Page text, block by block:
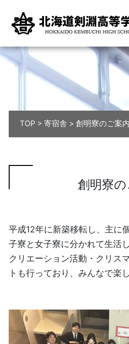
TOP >寄宿舎 >創明寮のご案内
創明寮
平成12年に新築移転し、主に
子寮と女子寮に分かれて生活
クリエーション活動・クリス
トも行っており、みんなで楽